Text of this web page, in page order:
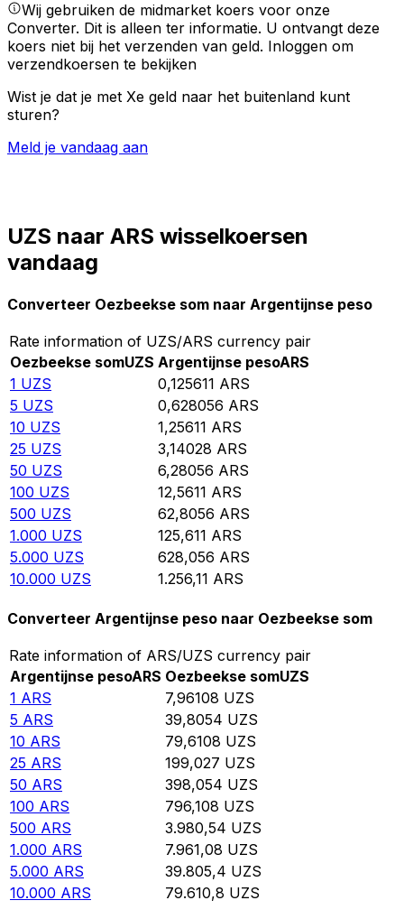
Wij gebruiken de midmarket koers voor onze
Converter. Dit is alleen ter informatie. U ontvangt deze
koers niet bij het verzenden van geld. Inloggen om
verzendkoersen te bekijken
Wist je dat je met Xe geld naar het buitenland kunt
sturen?
Meld je vandaag aan
UZS naar ARS wisselkoersen
vandaag
Converteer Oezbeekse som naar Argentijnse peso
Rate information of UZS/ARS currency pair
Oezbeekse somUZS Argentijnse pesoARS
1 UZS 0,125611 ARS
5 UZS 0,628056 ARS
10 UZS 1,25611 ARS
25 UZS 3,14028 ARS
50 UZS 6,28056 ARS
100 UZS 12,5611 ARS
500 UZS 62,8056 ARS
1.000 UZS 125,611 ARS
5.000 UZS 628,056 ARS
10.000 UZS 1.256,11 ARS
Converteer Argentijnse peso naar Oezbeekse som
Rate information of ARS/UZS currency pair
Argentijnse pesoARS Oezbeekse somUZS
1 ARS 7,96108 UZS
5 ARS 39,8054 UZS
10 ARS 79,6108 UZS
25 ARS 199,027 UZS
50 ARS 398,054 UZS
100 ARS 796,108 UZS
500 ARS 3.980,54 UZS
1.000 ARS 7.961,08 UZS
5.000 ARS 39.805,4 UZS
10.000 ARS 79.610,8 UZS